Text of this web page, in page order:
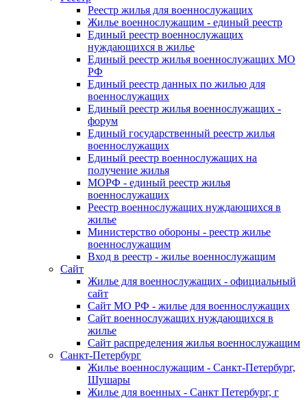
Реестр жилья для военнослужащих
Жилье военнослужащим - единый реестр
Единый реестр военнослужащих
нуждающихся в жилье
Единый реестр жилья военнослужащих МО
РФ
Единый реестр данных по жилью для
военнослужащих
Единый реестр жилья военнослужащих -
форум
Единый государственный реестр жилья
военнослужащих
Единый реестр военнослужащих на
получение жилья
МОРФ - единый реестр жилья
военнослужащих
Реестр военнослужащих нуждающихся в
жилье
Министерство обороны - реестр жилье
военнослужащим
Вход в реестр - жилье военнослужащим
Сайт
Жилье для военнослужащих - официальный
сайт
Сайт МО РФ - жилье для военнослужащих
Сайт военнослужащих нуждающихся в
жилье
Сайт распределения жилья военнослужащим
Санкт-Петербург
Жилье военнослужащим - Санкт-Петербург,
Шушары
Жилье для военных - Санкт Петербург, г